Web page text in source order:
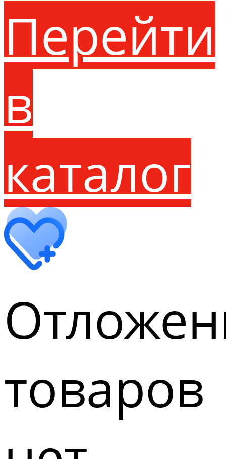
Перейти
в
каталог
товаров